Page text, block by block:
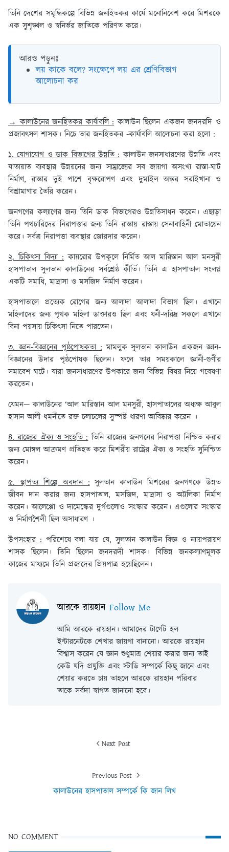
তিনি দেশের সমৃদ্ধিকল্পে বিভিন্ন জনহিতকর কার্যে মনোনিবেশ করে মিশরকে
এক সুশৃঙ্খল ও স্বনির্ভর জাতিকে পরিণত করে।
আরও পড়ুনঃ
লয় কাকে বলে? সংক্ষেপে লয় এর শ্রেণিবিভাগ
আলোচনা কর
→ কালাউনের জনহিতকর কার্যাবলি :কালাউন ছিলেন একজন জনদরদি ও
প্রজাবৎসল শাসক। নিচে তার জনহিতকর -কার্যাবলি আলোচনা করা হলো :
১. যোগাযোগ ও ডাক বিভাগের উন্নতি :কালাউন জনসাধারণের উন্নতি এবং
যাতায়াত ব্যবস্থার উন্নয়নের জন্য সাম্রাজ্যের সব জায়গা অসংখ্য রাস্তা-ঘাট
নির্মাণ, রাস্তার দুই পাশে বৃক্ষরোপণ এবং দুমাইল অন্তর সরাইখানা ও
বিশ্রামাগার তৈরি করেন।
জনগণের কল্যাণের জন্য তিনি ডাক বিভাগেরও উন্নতিসাধন করেন। এছাড়া
তিনি পথচারিদের নিরাপত্তার জন্য তিনি রাস্তায় রাস্তায় সেনাবাহিনী মোতায়েন
করে। সর্বত্র নিরাপত্তা ব্যবস্থার জোরদার করেন।
২. চিকিৎসা বিদ্যা : কায়রোর উপকূলে নির্মিত আল মারিস্তান আল মনসুরী
হাসপাতাল সুলতান কালাউনের সর্বশ্রেষ্ঠ কীর্তি। তিনি এ হাসপাতাল সংলগ্ন
একটি সমাধি, মাদ্রাসা ও মসজিদ নির্মাণ করেন।
হাসপাতালে প্রত্যেক রোগের জন্য আলাদা আলাদা বিভাগ ছিল। এখানে
মহিলাদের জন্য পৃথক মহিলা ডাক্তারও ছিল এবং ধনী-দরিদ্র সকলে এখানে
বিনা পয়সায় চিকিৎসা নিতে পারতেন।
৩. জ্ঞান-বিজ্ঞানের পৃষ্ঠপোষকতা :মামলুক সুলতান কালাউন একজন জ্ঞান-
বিজ্ঞানের উদার পৃষ্ঠপোষক ছিলেন। ফলে তার সময়কালে জ্ঞানী-গুণীর
সমাবেশ ঘটে। যারা জনসাধারণের উপকারে জন্য বিভিন্ন বিষয় নিয়ে গবেষণা
করতেন।
যেমন— কালাউনের ‘আল মারিস্তান আল মনসুরী, হাসপাতালের অধ্যক্ষ আবুল
হাসান আলী ধমনীতে রক্ত চলাচলের সুস্পষ্ট ধারণা আবিষ্কার করেন ।
৪. রাজ্যের ঐক্য ও সংহতি :তিনি রাজ্যের জনগনের নিরাপত্তা নিশ্চিত করার
জন্য মোঙ্গল আক্রমণ প্রতিহত করে মিশরীয় রাষ্ট্রের ঐক্য ও সংহতি সুনিশ্চিত
করেন।
৫. স্থাপত্য শিল্পে অবদান :সুলতান কালাউন মিশরের জনগণকে উন্নত
জীবন দান করার জন্য হাসপাতাল, মসজিদ, মাদ্রাসা ও অট্টলিকা নির্মাণ
করেন। আলেপ্পো ও দামেস্কের দুর্গগুলোও সংস্কার করেন। এগুলোর সংস্কার
ও নির্মাণশৈলী ছিল অসাধারণ ।
উপসংহার :পরিশেষে বলা যায় যে, সুলতান কালাউন বিজ্ঞ ও ন্যায়পরায়ণ
শাসক ছিলেন। তিনি ছিলেন জনদরদী শাসক। বিভিন্ন জনকল্যাণমূলক
কাজের মাধ্যমে তিনি প্রজাদের প্রিয়পাত্র হয়েছিলেন।
আরকে রায়হান Follow Me
আমি আরকে রায়হান। আমাদের টার্গেট হল
ইন্টারনেটকে শেখার জায়গা বানানো। আরকে রায়হান
বিশ্বাস করেন যে জ্ঞান শুধুমাত্র শেয়ার করার জন্য তাই
কেউ যদি প্রযুক্তি এবং স্টাডি সম্পর্কে কিছু জানে এবং
শেয়ার করতে চায় তাহলে আরকে রায়হান পরিবার
তাকে সর্বদা স্বাগত জানানো হবে।
Next Post
Previous Post
কালাউনের হাসপাতাল সম্পর্কে কি জান লিখ
NO COMMENT